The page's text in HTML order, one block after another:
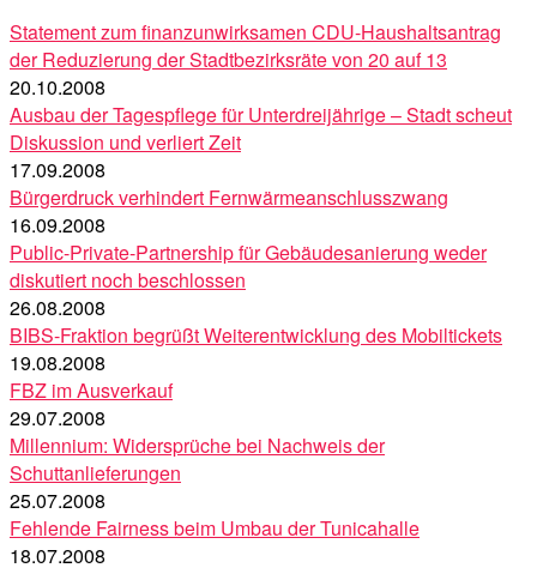
Statement zum finanzunwirksamen CDU-Haushaltsantrag
der Reduzierung der Stadtbezirksräte von 20 auf 13
20.10.2008
Ausbau der Tagespflege für Unterdreijährige – Stadt scheut
Diskussion und verliert Zeit
17.09.2008
Bürgerdruck verhindert Fernwärmeanschlusszwang
16.09.2008
Public-Private-Partnership für Gebäudesanierung weder
diskutiert noch beschlossen
26.08.2008
BIBS-Fraktion begrüßt Weiterentwicklung des Mobiltickets
19.08.2008
FBZ im Ausverkauf
29.07.2008
Millennium: Widersprüche bei Nachweis der
Schuttanlieferungen
25.07.2008
Fehlende Fairness beim Umbau der Tunicahalle
18.07.2008